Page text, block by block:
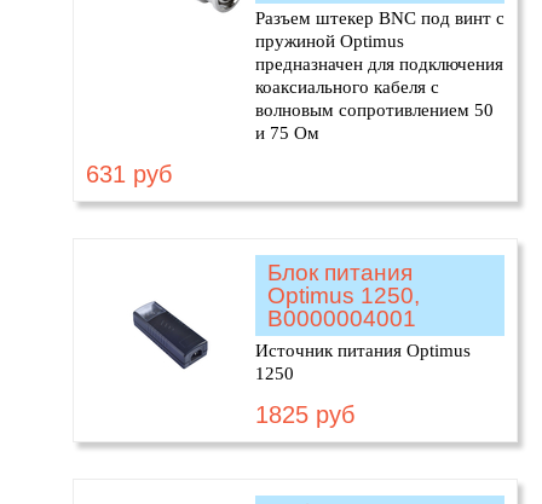
Разъем штекер BNC под винт с
пружиной Optimus
предназначен для подключения
коаксиального кабеля c
волновым сопротивлением 50
и 75 Ом
631 руб
Блок питания
Optimus 1250,
В0000004001
Источник питания Optimus
1250
1825 руб